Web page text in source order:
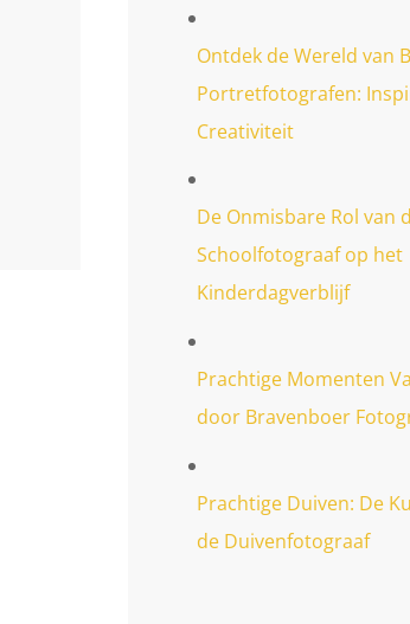
Ontdek de Wereld van
Portretfotografen:
Creativiteit
De Onmisbare Rol van
Schoolfotograaf op het
Kinderdagverblijf
Prachtige Momenten
door Bravenboer
Prachtige Duiven: De
de Duivenfotograaf